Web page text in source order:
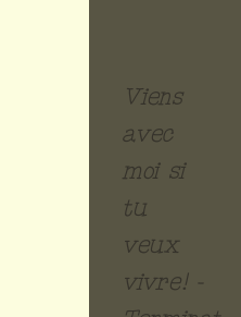
Viens
avec
moi si
tu
veux
vivre! -